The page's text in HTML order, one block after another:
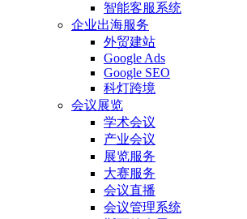
智能客服系统
企业出海服务
外贸建站
Google Ads
Google SEO
科灯跨境
会议展览
学术会议
产业会议
展览服务
大赛服务
会议直播
会议管理系统